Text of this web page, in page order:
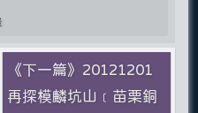
《下一篇》20121201
再探模麟坑山﹝苗栗銅